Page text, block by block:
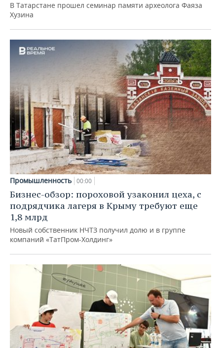
В Татарстане прошел семинар памяти археолога Фаяза
Хузина
Промышленность 00:00
Бизнес-обзор: пороховой узаконил цеха, с
подрядчика лагеря в Крыму требуют еще
1,8 млрд
Новый собственник НЧТЗ получил долю и в группе
компаний «ТатПром-Холдинг»